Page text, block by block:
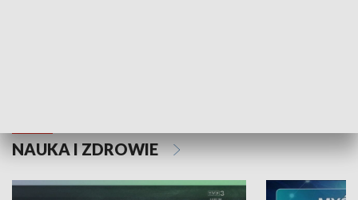
NAUKA I ZDROWIE